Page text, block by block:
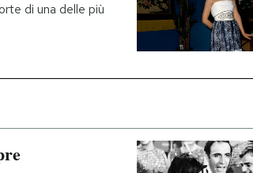
di una delle più